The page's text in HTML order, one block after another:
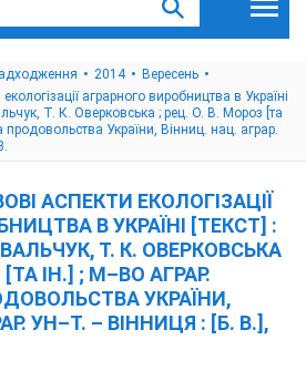
2014
Вересень
аграрного виробництва в Україні
Т. К. Оверковська ; рец. О. В. Мороз [та
продовольства України, Вінниц. нац. аграр.
АСПЕКТИ ЕКОЛОГІЗАЦІЇ
В УКРАЇНІ [ТЕКСТ] :
Т. К. ОВЕРКОВСЬКА
ІН.] ; М–ВО АГРАР.
УКРАЇНИ,
УН–Т. – ВІННИЦЯ : [Б. В.],